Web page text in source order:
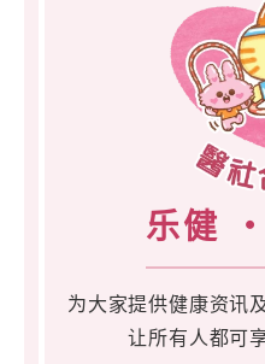
乐健
为大家提供健康资讯
让所有人都可